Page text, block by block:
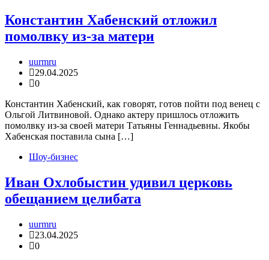
Константин Хабенский отложил
помолвку из-за матери
uurmru
29.04.2025
0
Константин Хабенский, как говорят, готов пойти под венец с
Ольгой Литвиновой. Однако актеру пришлось отложить
помолвку из-за своей матери Татьяны Геннадьевны. Якобы
Хабенская поставила сына […]
Шоу-бизнес
Иван Охлобыстин удивил церковь
обещанием целибата
uurmru
23.04.2025
0